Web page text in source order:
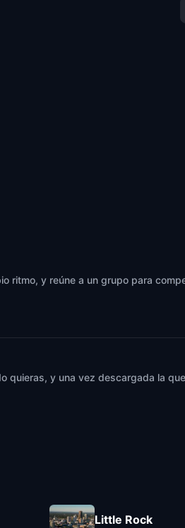
ritmo, y reúne a un grupo para
quieras, y una vez descargada la
Little Rock